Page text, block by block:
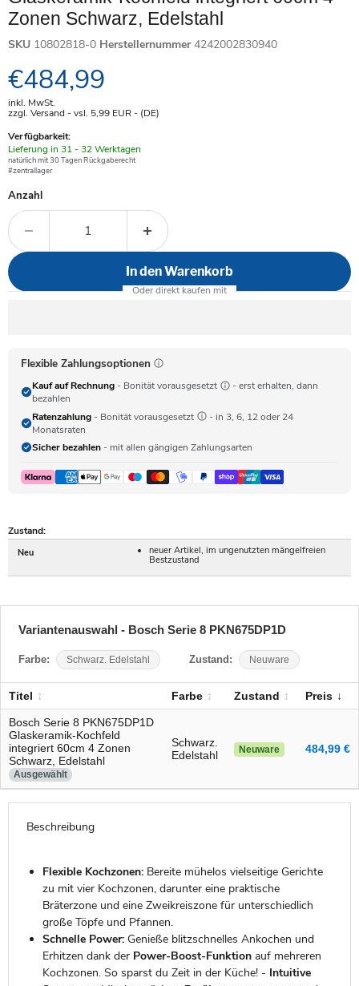
Zonen Schwarz, Edelstahl
SKU 10802818-0 Herstellernummer 4242002830940
Aktueller Preis
€484,99
inkl. MwSt.
zzgl. Versand - vsl. 5,99 EUR- (DE)
Verfügbarkeit:
Verfügbar
-
Lieferung in 31 - 32 Werktagen
natürlich mit 30 Tagen Rückgaberecht
#zentrallager
Anzahl
In den Warenkorb
Flexible Zahlungsoptionen
Kauf auf Rechnung - Bonität vorausgesetzt
- erst erhalten, dann
bezahlen
Ratenzahlung - Bonität vorausgesetzt
- in 3, 6, 12 oder 24
Monatsraten
Sicher bezahlen - mit allen gängigen Zahlungsarten
Zustand:
Neu
neuer Artikel, im ungenutzten mängelfreien
Bestzustand
Variantenauswahl - Bosch Serie 8 PKN675DP1D
Farbe: Schwarz. Edelstahl Zustand: Neuware
Titel Farbe Zustand Preis
Bosch Serie 8 PKN675DP1D
Glaskeramik-Kochfeld
integriert 60cm 4 Zonen
Schwarz, Edelstahl
Ausgewählt
Schwarz.
Edelstahl
Neuware 484,99 €
Beschreibung
Flexible Kochzonen:Bereite mühelos vielseitige Gerichte
zu mit vier Kochzonen, darunter eine praktische
Bräterzone und eine Zweikreiszone für unterschiedlich
große Töpfe und Pfannen.
Schnelle Power:Genieße blitzschnelles Ankochen und
Erhitzen dank der Power-Boost-Funktionauf mehreren
Kochzonen. So sparst du Zeit in der Küche! - Intuitive